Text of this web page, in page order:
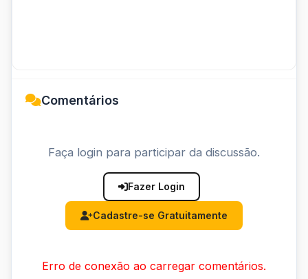
Comentários
Faça login para participar da discussão.
Fazer Login
Cadastre-se Gratuitamente
Erro de conexão ao carregar comentários.